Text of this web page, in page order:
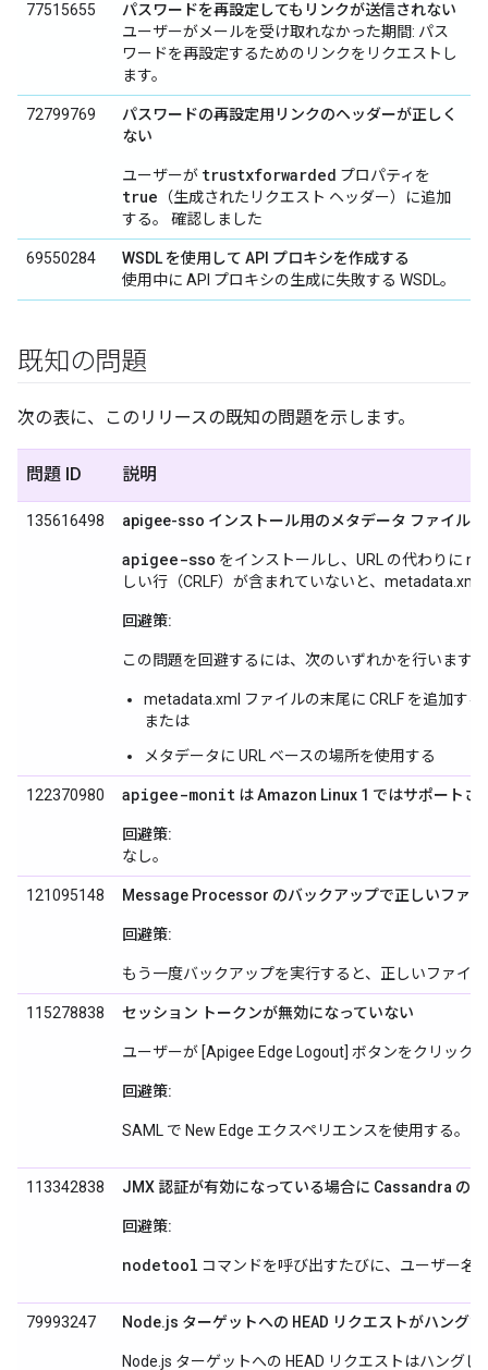
77515655
パスワードを再設定してもリンクが送信されない
ユーザーがメールを受け取れなかった期間: パス
ワードを再設定するためのリンクをリクエストし
ます。
72799769
パスワードの再設定用リンクのヘッダーが正しく
ない
ユーザーが trustxforwarded プロパティを
true （生成されたリクエスト ヘッダー）に追加
する。 確認しました
69550284
WSDL を使用して API プロキシを作成する
使用中に API プロキシの生成に失敗する WSDL。
既知の問題
次の表に、このリリースの既知の問題を示します。
問題 ID 説明
135616498 apigee-sso インストール用のメタデータ ファイル
apigee-sso をインストールし、URL の代わりに
しい行（CRLF）が含まれていないと、
回避策:
この問題を回避するには、次のいずれかを行います。
metadata.xml ファイルの末尾に CRLF を追加する
または
メタデータに URL ベースの場所を使用する
122370980 apigee-monit は Amazon Linux 1 ではサポートさ
回避策:
なし。
121095148 Message Processor のバックアップで正しいファ
回避策:
もう一度バックアップを実行すると、正しいファイ
115278838 セッション トークンが無効になっていない
ユーザーが [Apigee Edge Logout] ボタンをクリック
回避策:
SAML で New Edge エクスペリエンスを使用する。
113342838 JMX 認証が有効になっている場合に Cassandra の
回避策:
nodetool コマンドを呼び出すたびに、ユーザー名
79993247 Node.js ターゲットへの HEAD リクエストがハングす
Node.js ターゲットへの HEAD リクエストはハング